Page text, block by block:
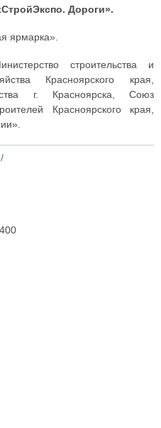
Дороги».
ярмарка».
строительства и
Красноярского края,
г. Красноярска, Союз
Красноярского края,